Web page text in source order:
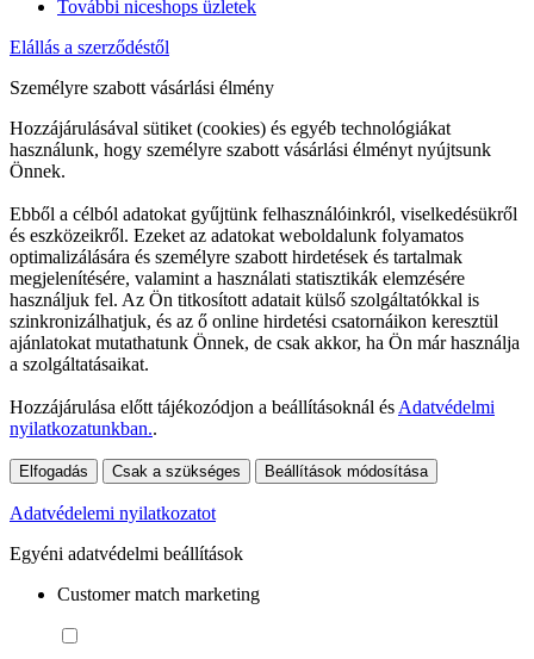
További niceshops üzletek
Elállás a szerződéstől
Személyre szabott vásárlási élmény
Hozzájárulásával sütiket (cookies) és egyéb technológiákat
használunk, hogy személyre szabott vásárlási élményt nyújtsunk
Önnek.
Ebből a célból adatokat gyűjtünk felhasználóinkról, viselkedésükről
és eszközeikről. Ezeket az adatokat weboldalunk folyamatos
optimalizálására és személyre szabott hirdetések és tartalmak
megjelenítésére, valamint a használati statisztikák elemzésére
használjuk fel. Az Ön titkosított adatait külső szolgáltatókkal is
szinkronizálhatjuk, és az ő online hirdetési csatornáikon keresztül
ajánlatokat mutathatunk Önnek, de csak akkor, ha Ön már használja
a szolgáltatásaikat.
Hozzájárulása előtt tájékozódjon a beállításoknál és Adatvédelmi
nyilatkozatunkban..
Elfogadás Csak a szükséges Beállítások módosítása
Adatvédelemi nyilatkozatot
Egyéni adatvédelmi beállítások
Customer match marketing